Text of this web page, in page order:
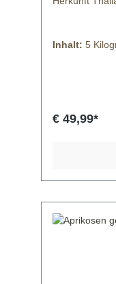
Inhalt: 5
€ 49,99*